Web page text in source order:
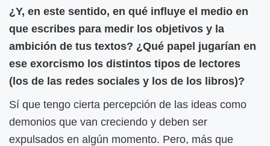
¿Y, en este sentido, en qué influye el medio en
que escribes para medir los objetivos y la
ambición de tus textos? ¿Qué papel jugarían en
ese exorcismo los distintos tipos de lectores
(los de las redes sociales y los de los libros)?
Sí que tengo cierta percepción de las ideas como
demonios que van creciendo y deben ser
expulsados en algún momento. Pero, más que